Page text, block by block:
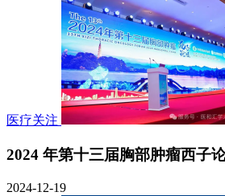
医疗关注
2024 年第十三届胸部肿瘤西子
2024-12-19